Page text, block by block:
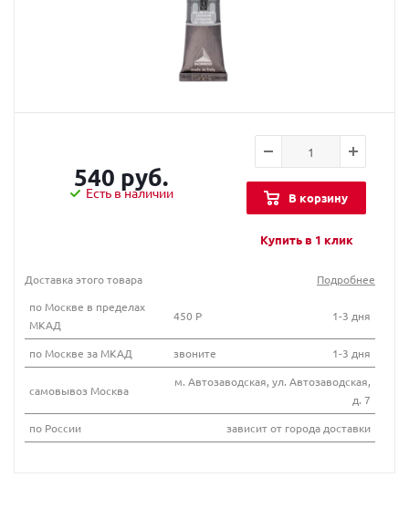
540 руб.
Есть в наличии В корзину
Купить в 1 клик
Доставка этого товара
Подробнее
по Москве в пределах
МКАД
450 Р 1-3 дня
по Москве за МКАД звоните 1-3 дня
самовывоз Москва
м. Автозаводская, ул. Автозаводская,
д. 7
по России
зависит от города доставки